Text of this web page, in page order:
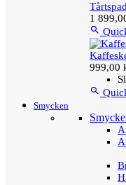
1

999,00

Smycken